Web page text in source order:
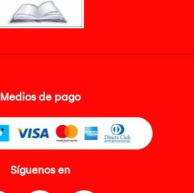
Medios de pago
Síguenos en